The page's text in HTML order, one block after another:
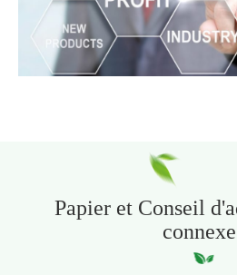
Papier et Conseil